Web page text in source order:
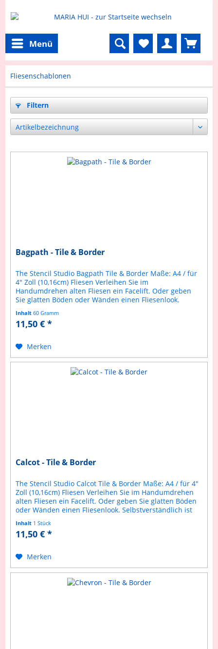
Menü
Fliesenschablonen
Filtern
Bagpath - Tile & Border
The Stencil Studio Bagpath Tile & Border Maße: A4 / für
4" Zoll (10,16cm) Fliesen Verleihen Sie im
Handumdrehen alten Fliesen ein Facelift. Oder geben
Sie glatten Böden oder Wänden einen Fliesenlook.
Inhalt60 Gramm
11,50 € *
Merken
Calcot - Tile & Border
The Stencil Studio Calcot Tile & Border Maße: A4 / für 4"
Zoll (10,16cm) Fliesen Verleihen Sie im Handumdrehen
alten Fliesen ein Facelift. Oder geben Sie glatten Böden
oder Wänden einen Fliesenlook. Selbstverständlich ist
Inhalt 1 Stück
11,50 € *
Merken